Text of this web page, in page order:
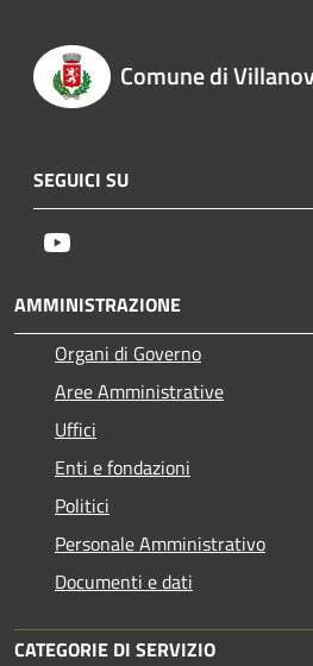
Comune di
SEGUICI SU
AMMINISTRAZIONE
Organi di Governo
Aree Amministrative
Uffici
Enti e fondazioni
Politici
Personale Amministrativo
Documenti e dati
CATEGORIE DI SERVIZIO